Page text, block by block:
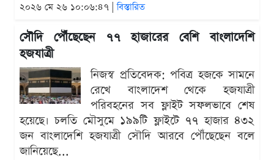
২০২৬ মে ২৬ ১০:০৬:৪৭ |বিস্তারিত
সৌদি পৌঁছেছেন ৭৭ হাজারের বেশি বাংলাদেশি
হজযাত্রী
নিজস্ব প্রতিবেদক: পবিত্র হজকে সামনে
রেখে বাংলাদেশ থেকে হজযাত্রী
পরিবহনের সব ফ্লাইট সফলভাবে শেষ
হয়েছে। চলতি মৌসুমে ১৯৯টি ফ্লাইটে ৭৭ হাজার ৪৩২
জন বাংলাদেশি হজযাত্রী সৌদি আরবে পৌঁছেছেন বলে
জানিয়েছে...